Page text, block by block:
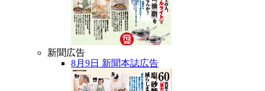
新聞広告
8月9日 新聞本誌広告